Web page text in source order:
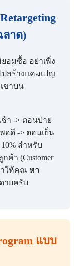
าด)
อมซื้อ อย่าเพิ่ง
ปสร้างแคมเปญ
ขาบน
า -> ตอนบ่าย
อดี -> ตอนเย็น
สำหรับ
ค้า (Customer
ำให้คุณ หา
ายครับ
แบบ